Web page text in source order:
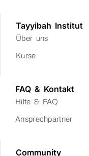
Tayyibah Institut
Über uns
Kurse
FAQ & Kontakt
Hilfe & FAQ
Ansprechpartner
Community